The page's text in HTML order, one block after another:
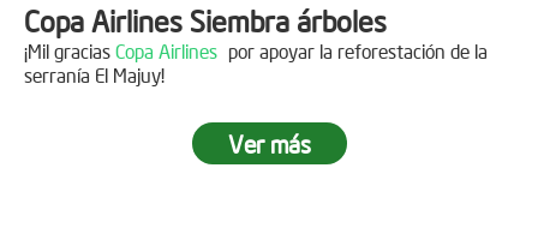
Copa Airlines Siembra árboles
¡Mil gracias Copa Airlines por apoyar la reforestación de la
serranía El Majuy!
Siembra en el Páramo Aguas Vivas
Ver más